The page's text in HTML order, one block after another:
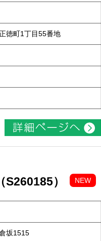
徳町1丁目55番地
） NEW
坂1515